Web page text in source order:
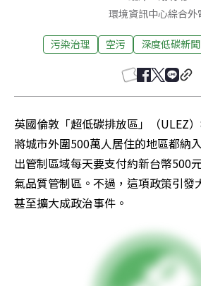
環境資訊中心綜合外
污染治理 空污 深度低碳新聞
英國倫敦「超低碳排放區」（ULEZ
將城市外圍500萬人居住的地區都納
出管制區域每天要支付約新台幣500
氣品質管制區。不過，這項政策引發
甚至擴大成政治事件。